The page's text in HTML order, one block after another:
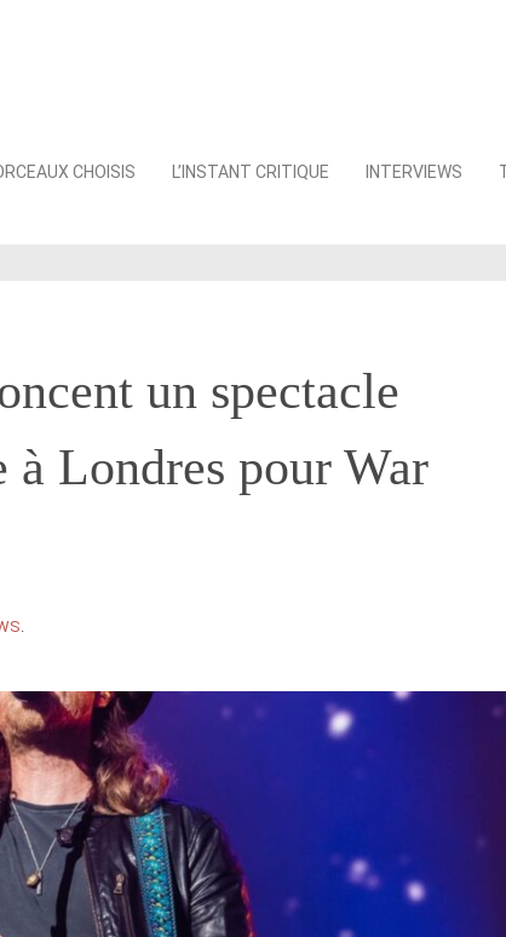
CHOISIS L’INSTANT CRITIQUE INTERVIEWS
un spectacle
Londres pour War